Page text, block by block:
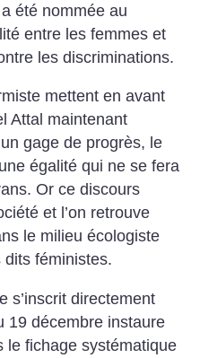
été nommée au
entre les femmes et
les discriminations.
mettent en avant
Attal maintenant
gage de progrès, le
égalité qui ne se fera
Or ce discours
et l’on retrouve
le milieu écologiste
féministes.
s’inscrit directement
19 décembre instaure
le fichage systématique